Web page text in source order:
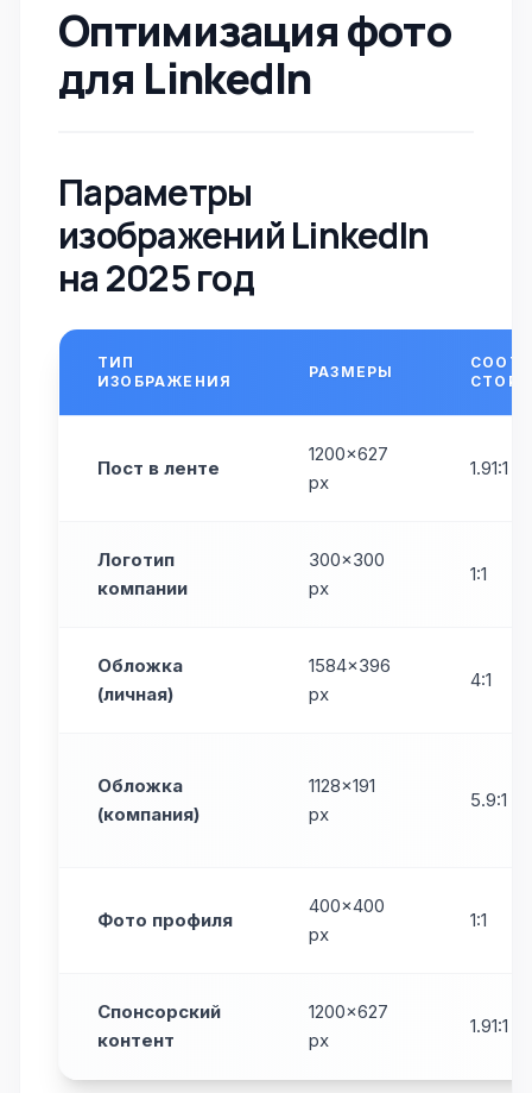
Оптимизация фото
для LinkedIn
Параметры
изображений LinkedIn
на 2025 год
ТИП
ИЗОБРАЖЕНИЯ
РАЗМЕРЫ
Пост в ленте
1200×627
px
1.91:1
Логотип
компании
300×300
px
1:1
Обложка
(личная)
1584×396
px
4:1
Обложка
(компания)
1128×191
px
5.9:1
Фото профиля
400×400
px
1:1
Спонсорский
контент
1200×627
px
1.91:1